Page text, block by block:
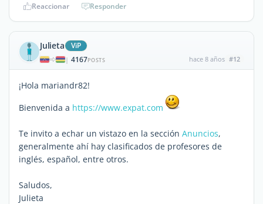
Reaccionar Responder
Julieta ViP
| 4167POSTS hace 8 años #12
¡Hola mariandr82!
Bienvenida a https://www.expat.com
Te invito a echar un vistazo en la sección Anuncios,
generalmente ahí hay clasificados de profesores de
inglés, español, entre otros.
Saludos,
Julieta